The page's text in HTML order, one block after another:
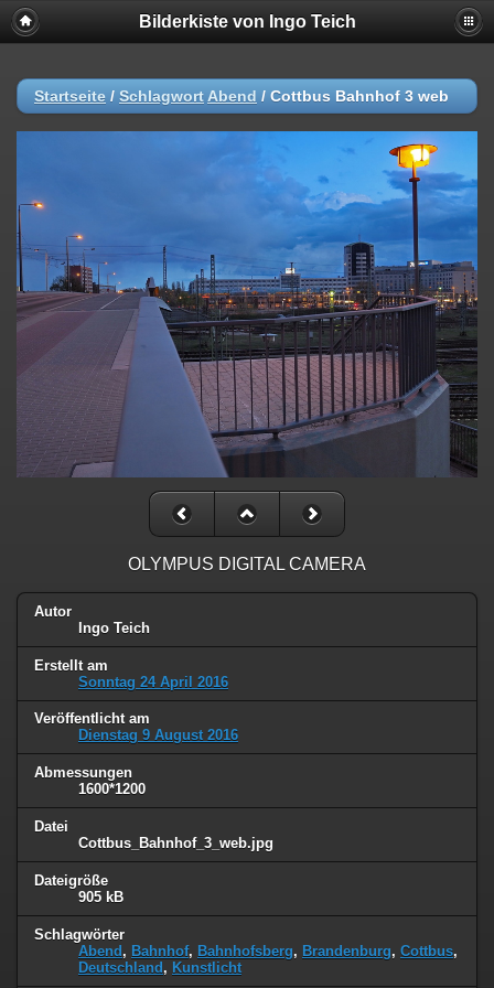
Bilderkiste von Ingo Teich
Startseite / Schlagwort Abend / Cottbus Bahnhof 3 web
OLYMPUS DIGITAL CAMERA
Autor
Ingo Teich
Erstellt am
Sonntag 24 April 2016
Veröffentlicht am
Dienstag 9 August 2016
Abmessungen
1600*1200
Datei
Cottbus_Bahnhof_3_web.jpg
Dateigröße
905 kB
Schlagwörter
Abend , Bahnhof, Bahnhofsberg, Brandenburg, Cottbus,
Deutschland , Kunstlicht